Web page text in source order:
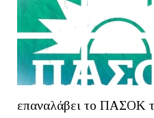
επαναλάβει το ΠΑΣΟΚ